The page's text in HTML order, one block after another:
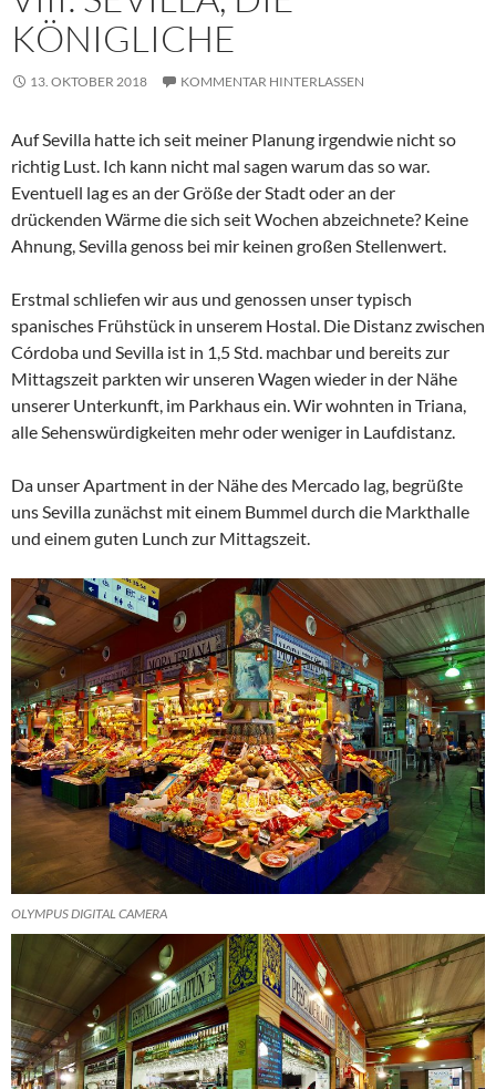
KÖNIGLICHE
13. OKTOBER 2018 KOMMENTAR HINTERLASSEN
Auf Sevilla hatte ich seit meiner Planung irgendwie nicht so
richtig Lust. Ich kann nicht mal sagen warum das so war.
Eventuell lag es an der Größe der Stadt oder an der
drückenden Wärme die sich seit Wochen abzeichnete? Keine
Ahnung, Sevilla genoss bei mir keinen großen Stellenwert.
Erstmal schliefen wir aus und genossen unser typisch
spanisches Frühstück in unserem Hostal. Die Distanz zwischen
Córdoba und Sevilla ist in 1,5 Std. machbar und bereits zur
Mittagszeit parkten wir unseren Wagen wieder in der Nähe
unserer Unterkunft, im Parkhaus ein. Wir wohnten in Triana,
alle Sehenswürdigkeiten mehr oder weniger in Laufdistanz.
Da unser Apartment in der Nähe des Mercado lag, begrüßte
uns Sevilla zunächst mit einem Bummel durch die Markthalle
und einem guten Lunch zur Mittagszeit.
OLYMPUS DIGITAL CAMERA